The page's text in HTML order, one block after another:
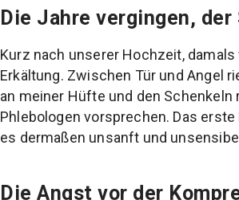
Die Jahre vergingen,
Kurz nach unserer Hochzeit,
Erkältung. Zwischen Tür und Angel
an meiner Hüfte und den
Phlebologen vorsprechen. Das
es dermaßen unsanft und
Die Angst vor der